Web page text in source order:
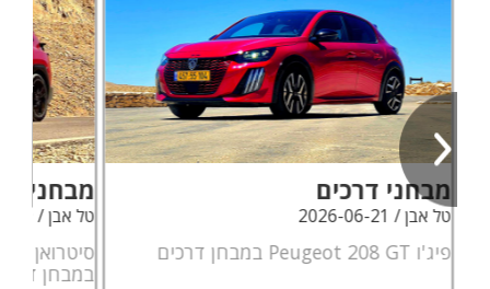
מבחני דרכים
טל אבן / 2026-06-21
פיג'ו Peugeot 208 GT במבחן דרכים
מבחני
טל אבן / 2026-06-09
במבחן